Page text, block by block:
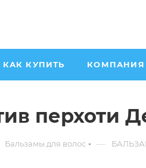
КАК КУПИТЬ КОМПАНИЯ
перхоти
Бальзамы для волос —